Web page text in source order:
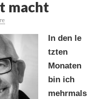
macht
In den le
tzten
Monaten
bin ich
mehrmals